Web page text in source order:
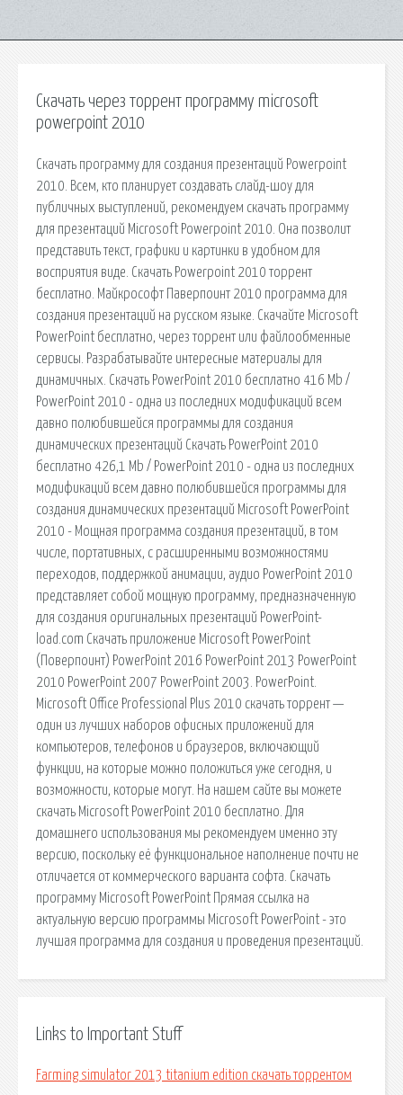
Скачать через торрент программу microsoft
powerpoint 2010
Скачать программу для создания презентаций Powerpoint
2010. Всем, кто планирует создавать слайд-шоу для
публичных выступлений, рекомендуем скачать программу
для презентаций Microsoft Powerpoint 2010. Она позволит
представить текст, графики и картинки в удобном для
восприятия виде. Скачать Powerpoint 2010 торрент
бесплатно. Майкрософт Паверпоинт 2010 программа для
создания презентаций на русском языке. Скачайте Microsoft
PowerPoint бесплатно, через торрент или файлообменные
сервисы. Разрабатывайте интересные материалы для
динамичных. Скачать PowerPoint 2010 бесплатно 416 Mb /
PowerPoint 2010 - одна из последних модификаций всем
давно полюбившейся программы для создания
динамических презентаций Скачать PowerPoint 2010
бесплатно 426,1 Mb / PowerPoint 2010 - одна из последних
модификаций всем давно полюбившейся программы для
создания динамических презентаций Microsoft PowerPoint
2010 - Мощная программа создания презентаций, в том
числе, портативных, с расширенными возможностями
переходов, поддержкой анимации, аудио PowerPoint 2010
представляет собой мощную программу, предназначенную
для создания оригинальных презентаций PowerPoint-
load.com Скачать приложение Microsoft PowerPoint
(Поверпоинт) PowerPoint 2016 PowerPoint 2013 PowerPoint
2010 PowerPoint 2007 PowerPoint 2003. PowerPoint.
Microsoft Office Professional Plus 2010 скачать торрент —
один из лучших наборов офисных приложений для
компьютеров, телефонов и браузеров, включающий
функции, на которые можно положиться уже сегодня, и
возможности, которые могут. На нашем сайте вы можете
скачать Microsoft PowerPoint 2010 бесплатно. Для
домашнего использования мы рекомендуем именно эту
версию, поскольку её функциональное наполнение почти не
отличается от коммерческого варианта софта. Скачать
программу Microsoft PowerPoint Прямая ссылка на
актуальную версию программы Microsoft PowerPoint - это
лучшая программа для создания и проведения презентаций.
Links to Important Stuff
Farming simulator 2013 titanium edition скачать торрентом